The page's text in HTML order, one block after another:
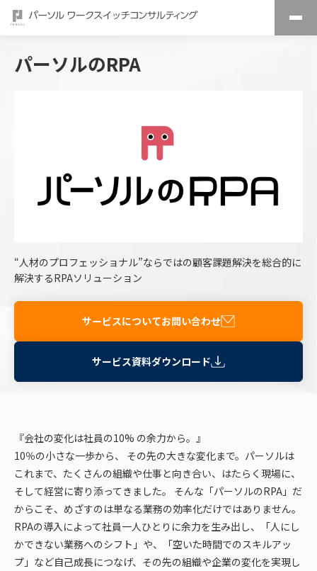
パーソルのRPA
“人材のプロフェッショナル”ならではの顧客課題解決を総合的に
解決するRPAソリューション
サービスについてお問い合わせ
サービス資料ダウンロード
『会社の変化は社員の10% の余力から。』
10％の小さな一歩から、 その先の大きな変化まで。パーソルは
これまで、たくさんの組織や仕事と向き合い、はたらく現場に、
そして経営に寄り添ってきました。 そんな「パーソルのRPA」だ
からこそ、めざすのは単なる業務の効率化だけではありません。
RPAの導入によって社員一人ひとりに余力を生み出し、「人にし
かできない業務へのシフト」や、「空いた時間でのスキルアッ
プ」など自己成長につなげ、その先の組織や企業の変化を実現し